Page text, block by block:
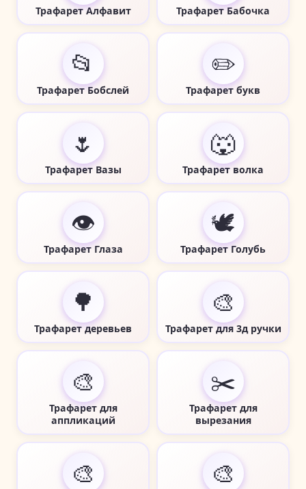
Трафарет Алфавит Трафарет Бабочка
📂
Трафарет Бобслей
✏️
Трафарет букв
🌷
Трафарет Вазы
🐺
Трафарет волка
👁️
Трафарет Глаза
🕊️
Трафарет Голубь
🌳
Трафарет деревьев
🎨
Трафарет для 3д ручки
🎨
Трафарет для
аппликаций
✂️
Трафарет для
вырезания
🎨 🎨